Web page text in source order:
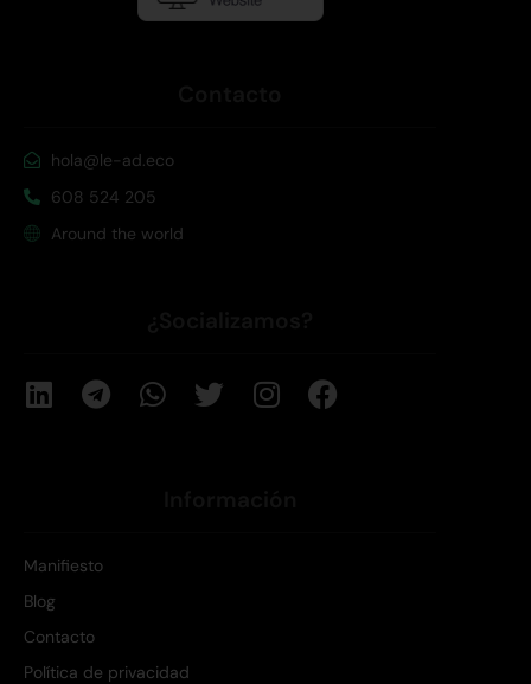
hola@le-ad.eco
608 524 205
Around the world
Manifiesto
Blog
Contacto
Política de privacidad